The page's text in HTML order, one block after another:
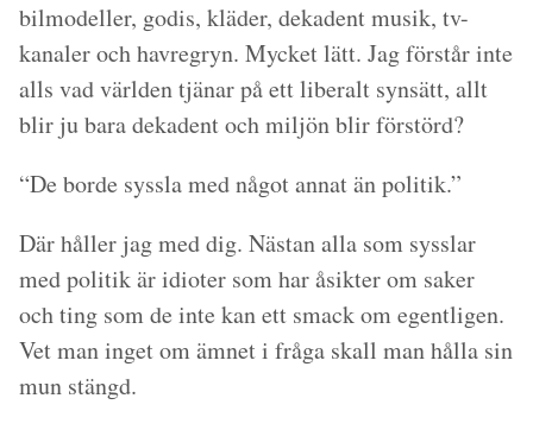
bilmodeller, godis, kläder, dekadent musik, tv-
kanaler och havregryn. Mycket lätt. Jag förstår inte
alls vad världen tjänar på ett liberalt synsätt, allt
blir ju bara dekadent och miljön blir förstörd?
“De borde syssla med något annat än politik.”
Där håller jag med dig. Nästan alla som sysslar
med politik är idioter som har åsikter om saker
och ting som de inte kan ett smack om egentligen.
Vet man inget om ämnet i fråga skall man hålla sin
mun stängd.